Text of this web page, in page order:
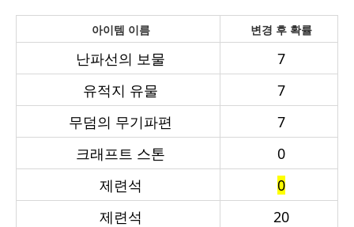
아이템 이름 변경 후 확률
난파선의 보물
7
유적지 유물
7
무덤의 무기파편
7
크래프트 스톤
0
제련석
0
제련석
20